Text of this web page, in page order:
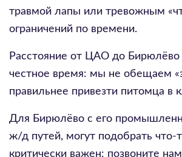
травмой лапы или тревожным
ограничений по времени.
Расстояние от ЦАО до Бирюлёво
честное время: мы не обещаем
правильнее привезти питомца в
Для Бирюлёво с его
ж/д путей, могут подобрать
критически важен: позвоните